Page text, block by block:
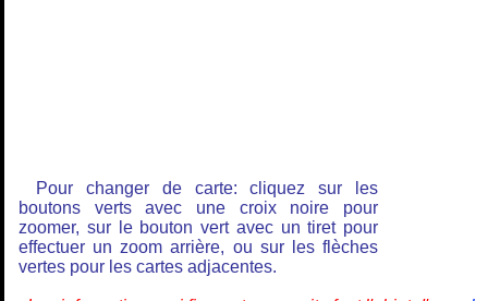
Pour changer de carte: cliquez sur les
boutons verts avec une croix noire pour
zoomer, sur le bouton vert avec un tiret pour
effectuer un zoom arrière, ou sur les flèches
vertes pour les cartes adjacentes.